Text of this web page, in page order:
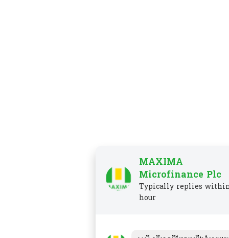
MAXIMA
Microfinance Plc
Typically replies
hour